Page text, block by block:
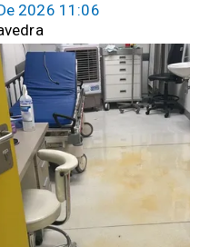
2026 11:06